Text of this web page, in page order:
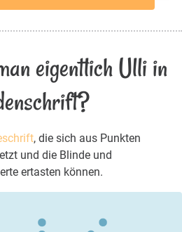
eigentlich Ulli in
, die sich aus Punkten
und die Blinde und
ertasten können.